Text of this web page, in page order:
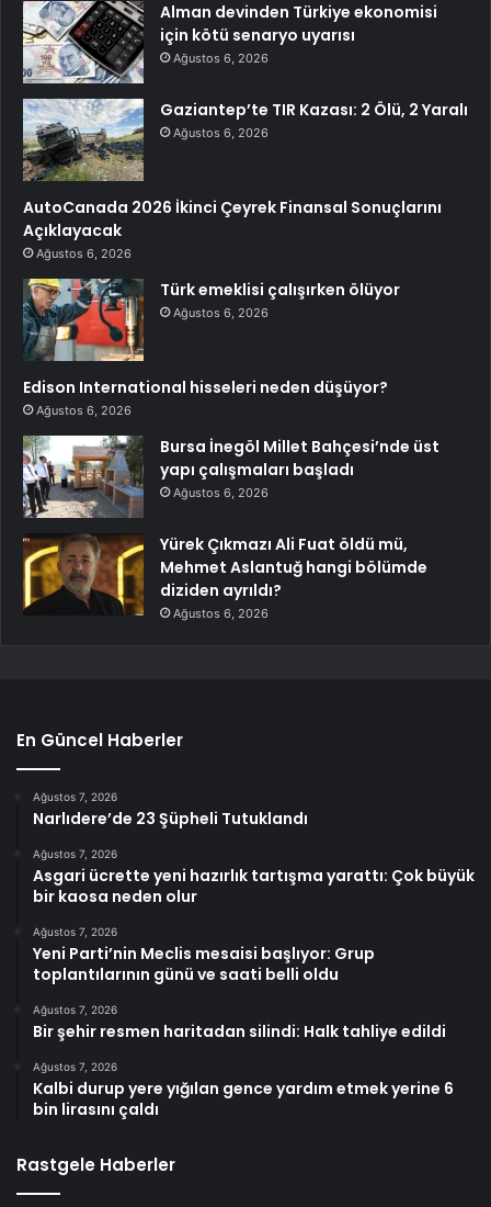
Alman devinden Türkiye ekonomisi
için kötü senaryo uyarısı
Ağustos 6, 2026
Gaziantep’te TIR Kazası: 2 Ölü, 2 Yaralı
Ağustos 6, 2026
AutoCanada 2026 İkinci Çeyrek Finansal Sonuçlarını
Açıklayacak
Ağustos 6, 2026
Türk emeklisi çalışırken ölüyor
Ağustos 6, 2026
Edison International hisseleri neden düşüyor?
Ağustos 6, 2026
Bursa İnegöl Millet Bahçesi’nde üst
yapı çalışmaları başladı
Ağustos 6, 2026
Yürek Çıkmazı Ali Fuat öldü mü,
Mehmet Aslantuğ hangi bölümde
diziden ayrıldı?
Ağustos 6, 2026
En Güncel Haberler
Ağustos 7, 2026
Narlıdere’de 23 Şüpheli Tutuklandı
Ağustos 7, 2026
Asgari ücrette yeni hazırlık tartışma yarattı: Çok büyük
bir kaosa neden olur
Ağustos 7, 2026
Yeni Parti’nin Meclis mesaisi başlıyor: Grup
toplantılarının günü ve saati belli oldu
Ağustos 7, 2026
Bir şehir resmen haritadan silindi: Halk tahliye edildi
Ağustos 7, 2026
Kalbi durup yere yığılan gence yardım etmek yerine 6
bin lirasını çaldı
Rastgele Haberler